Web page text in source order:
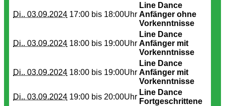
Di.. 03.09.2024 17:00 bis 18:00Uhr
Line Dance
Anfänger ohne
Vorkenntnisse
Di.. 03.09.2024 18:00 bis 19:00Uhr
Line Dance
Anfänger mit
Vorkenntnisse
Di.. 03.09.2024 18:00 bis 19:00Uhr
Line Dance
Anfänger mit
Vorkenntnisse
Di.. 03.09.2024 19:00 bis 20:00Uhr
Line Dance
Fortgeschrittene